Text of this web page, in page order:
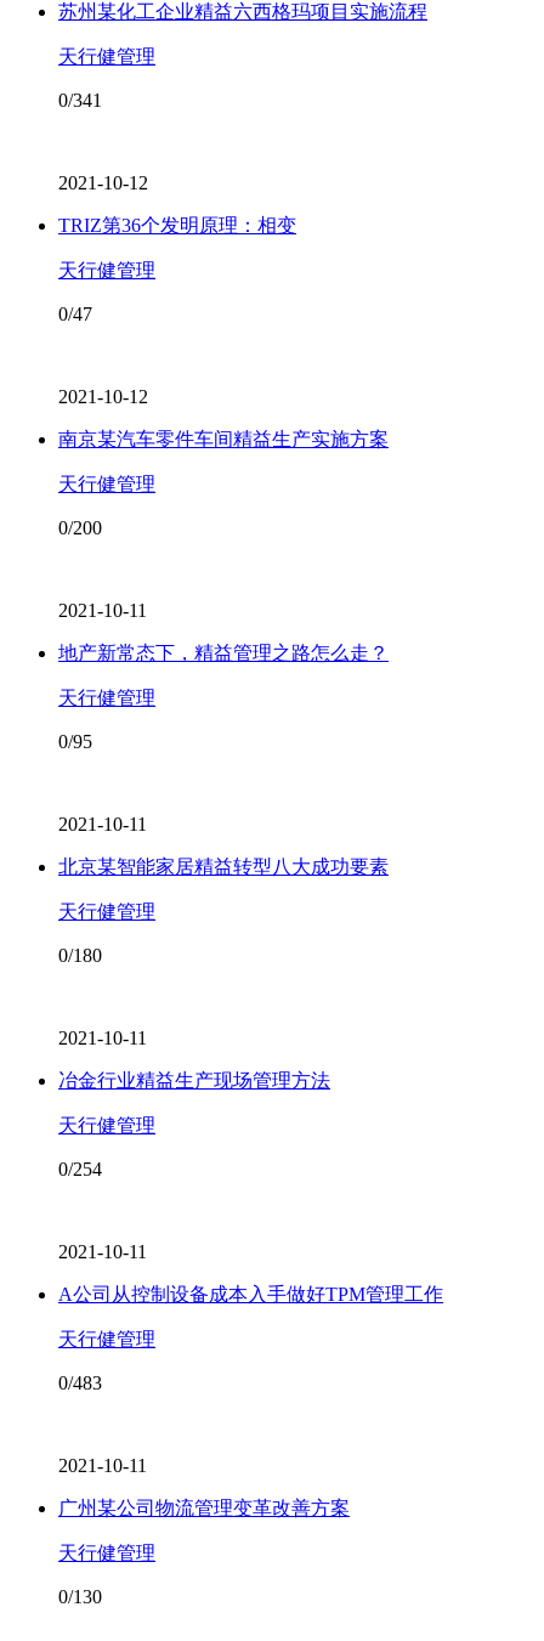
苏州某化工企业精益六西格玛项目实施流程
天行健管理
0/341
2021-10-12
TRIZ第36个发明原理：相变
天行健管理
0/47
2021-10-12
南京某汽车零件车间精益生产实施方案
天行健管理
0/200
2021-10-11
地产新常态下，精益管理之路怎么走？
天行健管理
0/95
2021-10-11
北京某智能家居精益转型八大成功要素
天行健管理
0/180
2021-10-11
冶金行业精益生产现场管理方法
天行健管理
0/254
2021-10-11
A公司从控制设备成本入手做好TPM管理工作
天行健管理
0/483
2021-10-11
广州某公司物流管理变革改善方案
天行健管理
0/130